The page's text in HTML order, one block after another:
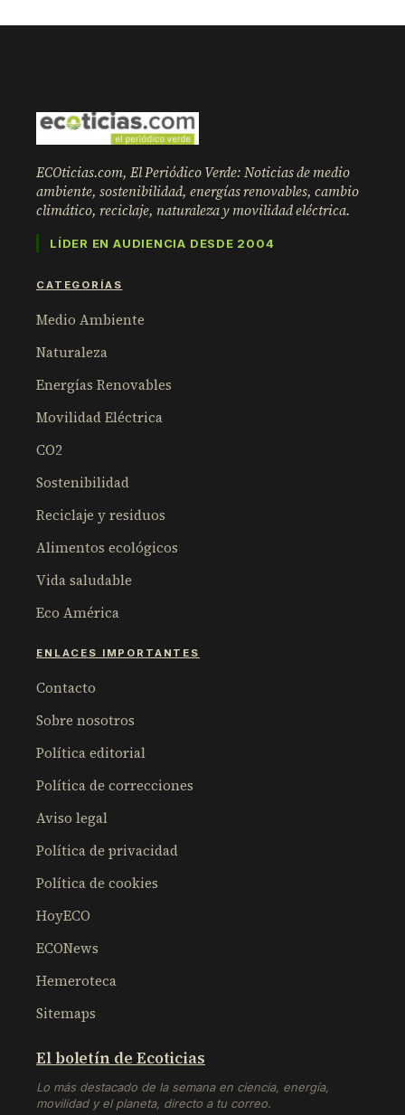
ECOticias.com, El Periódico Verde: Noticias de medio
ambiente, sostenibilidad, energías renovables, cambio
climático, reciclaje, naturaleza y movilidad eléctrica.
LÍDER EN AUDIENCIA DESDE 2004
CATEGORÍAS
Medio Ambiente
Naturaleza
Energías Renovables
Movilidad Eléctrica
CO2
Sostenibilidad
Reciclaje y residuos
Alimentos ecológicos
Vida saludable
Eco América
ENLACES IMPORTANTES
Contacto
Sobre nosotros
Política editorial
Política de correcciones
Aviso legal
Política de privacidad
Política de cookies
HoyECO
ECONews
Hemeroteca
Sitemaps
El boletín de Ecoticias
Lo más destacado de la semana en ciencia, energía,
movilidad y el planeta, directo a tu correo.